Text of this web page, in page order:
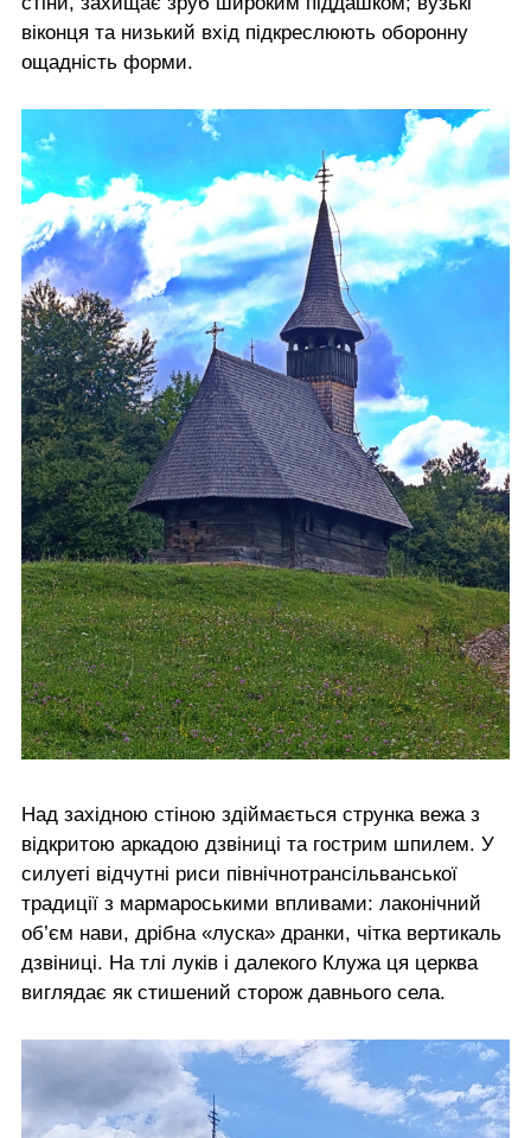
віконця та низький вхід підкреслюють оборонну
ощадність форми.
Над західною стіною здіймається струнка вежа з
відкритою аркадою дзвіниці та гострим шпилем. У
силуеті відчутні риси північнотрансільванської
традиції з мармароськими впливами: лаконічний
об’єм нави, дрібна «луска» дранки, чітка вертикаль
дзвіниці. На тлі луків і далекого Клужа ця церква
виглядає як стишений сторож давнього села.